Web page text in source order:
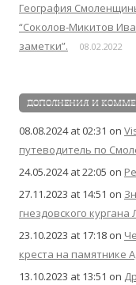
География
“Соколов-Микитов
заметки”.
08.02.2022
ДОПОЛНЕНИЯ И
08.08.2024 at 02:31 on
путеводитель по
24.05.2024 at 22:05 on
27.11.2023 at 14:51 on
гнездовского кургана
23.10.2023 at 17:18 on
креста на памятнике
13.10.2023 at 13:51 on